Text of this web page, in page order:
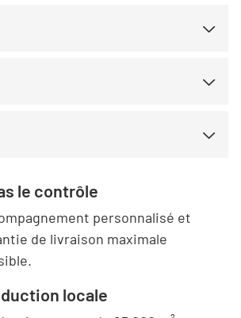
le contrôle
personnalisé et
de livraison maximale
locale